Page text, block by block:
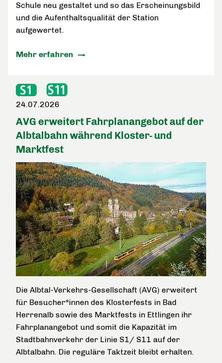
Schule neu gestaltet und so das Erscheinungsbild
und die Aufenthaltsqualität der Station
aufgewertet.
Mehr erfahren
24.07.2026
AVG erweitert Fahrplanangebot auf der
Albtalbahn während Kloster- und
Marktfest
Die Albtal-Verkehrs-Gesellschaft (AVG) erweitert
für Besucher*innen des Klosterfests in Bad
Herrenalb sowie des Marktfests in Ettlingen ihr
Fahrplanangebot und somit die Kapazität im
Stadtbahnverkehr der Linie S1/ S11 auf der
Albtalbahn. Die reguläre Taktzeit bleibt erhalten.